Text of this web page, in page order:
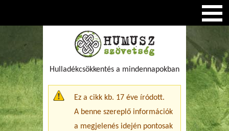
Hulladékcsökkentés a mindennapokban
Figyelmeztető üzenet
Ez a cikk kb. 17 éve íródott.
A benne szereplő információk
a megjelenés idején pontosak